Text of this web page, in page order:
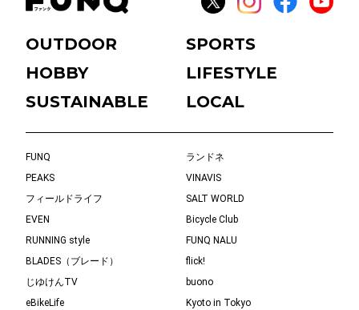
OUTDOOR
SPORTS
HOBBY
LIFESTYLE
SUSTAINABLE
LOCAL
FUNQ
ランドネ
PEAKS
VINAVIS
フィールドライフ
SALT WORLD
EVEN
Bicycle Club
RUNNING style
FUNQ NALU
BLADES（ブレード）
flick!
じゆけんTV
buono
eBikeLife
Kyoto in Tokyo